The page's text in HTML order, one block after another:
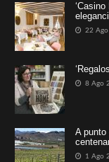
22
8 Ago
A punto
1 Ago